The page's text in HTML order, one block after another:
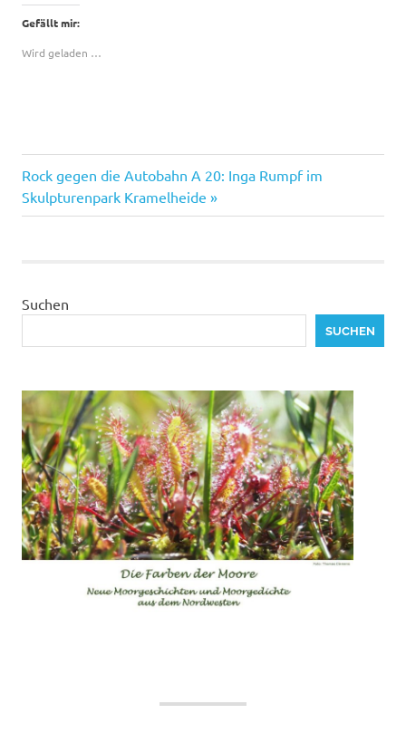
Gefällt mir:
Wird geladen …
Natur
Verkehr
Beitragsnavigation
Nächster
Beitrag:
Rock gegen die Autobahn A 20: Inga Rumpf im
Skulpturenpark Kramelheide
Suchen
SUCHEN